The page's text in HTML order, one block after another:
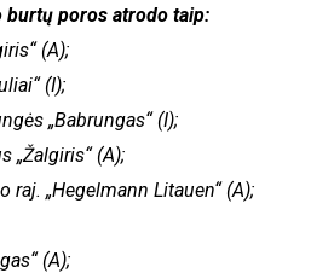
burtų poros atrodo taip:
(A);
(I);
„Babrungas“ (I);
„Žalgiris“ (A);
raj. „Hegelmann Litauen“ (A);
(A);